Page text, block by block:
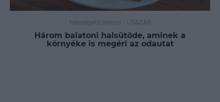
Mészégető Marcsi - UTAZÁS
Három balatoni halsütöde, aminek a
környéke is megéri az odautat